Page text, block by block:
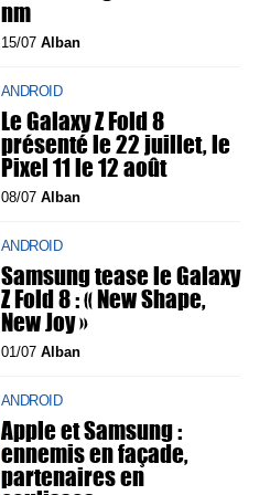
nm
15/07 Alban
ANDROID
Le Galaxy Z Fold 8
présenté le 22 juillet, le
Pixel 11 le 12 août
08/07 Alban
ANDROID
Samsung tease le Galaxy
Z Fold 8 : « New Shape,
New Joy »
01/07 Alban
ANDROID
Apple et Samsung :
ennemis en façade,
partenaires en